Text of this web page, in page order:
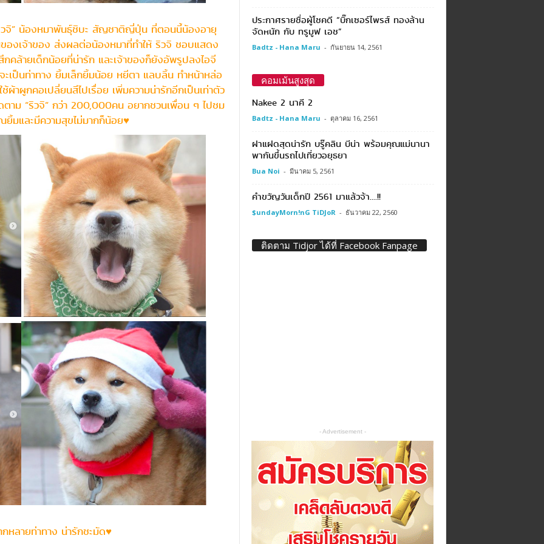
น้องหมาพันธุ์ชิบะ สัญชาติญี่ปุ่น ที่ตอนนี้น้องอายุ
องเจ้าของ ส่งผลต่อน้องหมาที่ทำให้ ริวจิ ชอบแสดง
คล้ายเด็กน้อยที่น่ารัก และเจ้าของก็ยังอัพรูปลงไอจี
ะเป็นท่าทาง ยิ้มเล็กยิ้มน้อย หยีตา แลบลิ้น ทำหน้าหล่อ
ผ้าผูกคอเปลี่ยนสีไปเรื่อย เพิ่มความน่ารักอีกเป็นเท่าตัว
าม “ริวจิ” กว่า 200,000คน อยากชวนเพื่อน ๆ ไปชม
ยิ้มและมีความสุขไม่มากก็น้อย♥
กหลายท่าทาง น่ารักชะมัด♥
ประกาศรายชื่อผู้โชคดี “บิ๊กเซอร์ไพรส์ ทองล้าน
จัดหนัก กับ ทรูมูฟ เอช”
Badtz - Hana Maru - กันยายน 14, 2561
คอมเม้นสูงสุด
Nakee 2 นาคี 2
Badtz - Hana Maru - ตุลาคม 16, 2561
ฝาแฝดสุดน่ารัก บรู๊คลิน บีน่า พร้อมคุณแม่นานา
พากันขึ้นรถไปเที่ยวอยุธยา
Bua Noi - มีนาคม 5, 2561
คำขวัญวันเด็กปี 2561 มาแล้วจ้า….!!
$undayMorn!nG TiDJoR - ธันวาคม 22, 2560
ติดตาม Tidjor ได้ที่ Facebook Fanpage
- Advertisement -